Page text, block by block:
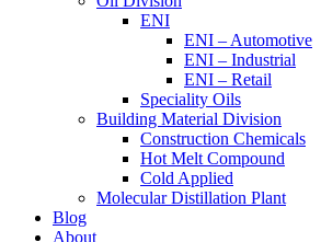
ENI
ENI – Automotive
ENI – Industrial
ENI – Retail
Speciality Oils
Building Material Division
Construction Chemicals
Hot Melt Compound
Cold Applied
Molecular Distillation Plant
Blog
About